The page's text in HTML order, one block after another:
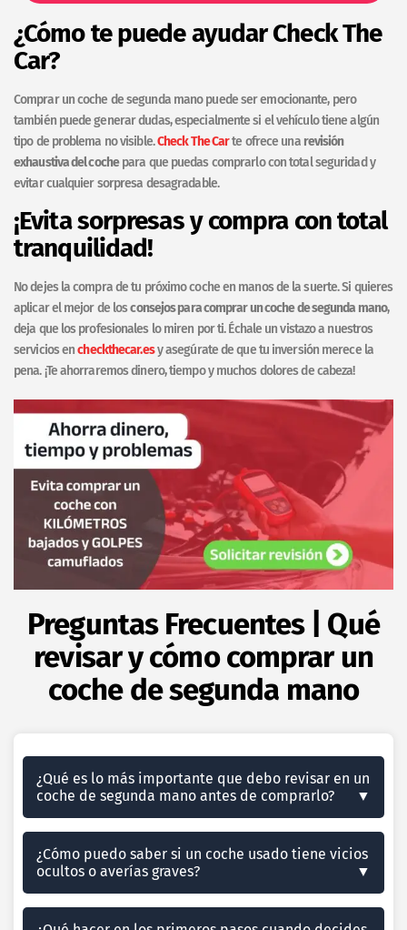
¿Cómo te puede ayudar Check The
Car?
Comprar un coche de segunda mano puede ser emocionante, pero
también puede generar dudas, especialmente si el vehículo tiene algún
tipo de problema no visible.Check The Carte ofrece una revisión
exhaustiva del cochepara que puedas comprarlo con total seguridad y
evitar cualquier sorpresa desagradable.
¡Evita sorpresas y compra con total
tranquilidad!
No dejes la compra de tu próximo coche en manos de la suerte. Si quieres
aplicar el mejor de losconsejos para comprar un coche de segunda mano,
deja que los profesionales lo miren por ti. Échale un vistazo a nuestros
servicios encheckthecar.esy asegúrate de que tu inversión merece la
pena. ¡Te ahorraremos dinero, tiempo y muchos dolores de cabeza!
Preguntas Frecuentes | Qué
revisar y cómo comprar un
coche de segunda mano
¿Qué es lo más importante que debo revisar en un
coche de segunda mano antes de comprarlo?
¿Cómo puedo saber si un coche usado tiene vicios
ocultos o averías graves?